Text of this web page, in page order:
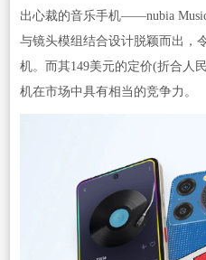
出心裁的音乐手机——nubia
与镜头模组结合设计脱颖而出，
机。而其149美元的定价(折合人
机在市场中具有相当的竞争力。